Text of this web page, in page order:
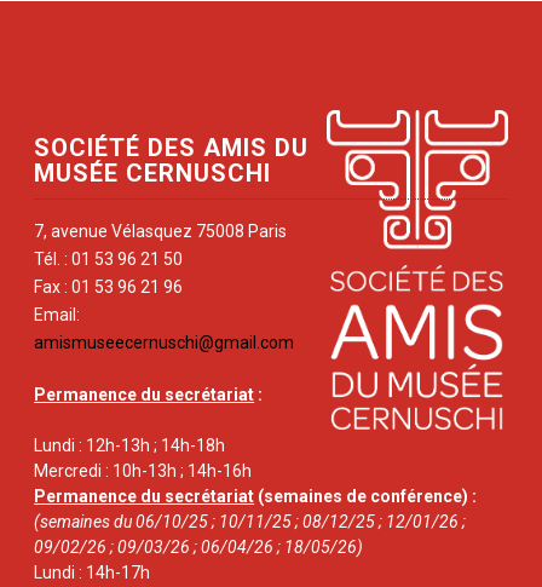
SOCIÉTÉ DES AMIS DU
MUSÉE CERNUSCHI
7, avenue Vélasquez 75008 Paris
Tél. : 01 53 96 21 50
Fax : 01 53 96 21 96
Email:
amismuseecernuschi@gmail.com
Permanence du secrétariat :
Lundi : 12h-13h ; 14h-18h
Mercredi : 10h-13h ; 14h-16h
Permanence du secrétariat (semaines de conférence) :
(semaines du 06/10/25 ; 10/11/25 ; 08/12/25 ; 12/01/26 ;
09/02/26 ; 09/03/26 ; 06/04/26 ; 18/05/26)
Lundi : 14h-17h